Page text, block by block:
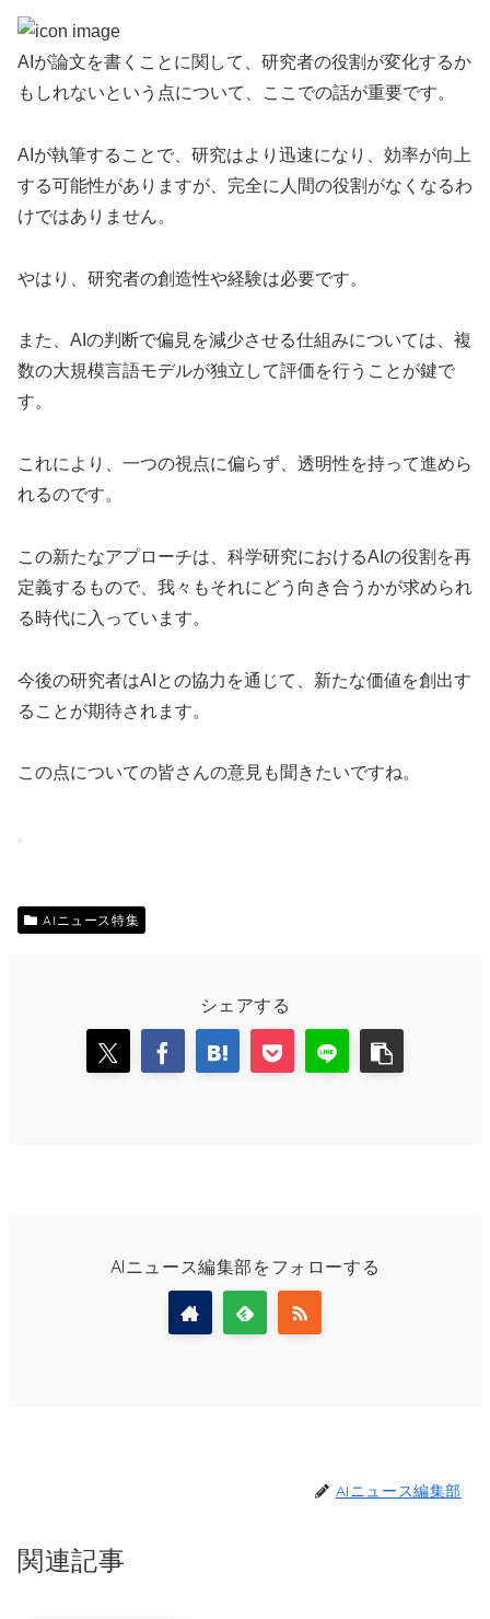
AIが論文を書くことに関して、研究者の役割が変化するか
もしれないという点について、ここでの話が重要です。
AIが執筆することで、研究はより迅速になり、効率が向上
する可能性がありますが、完全に人間の役割がなくなるわ
けではありません。
やはり、研究者の創造性や経験は必要です。
また、AIの判断で偏見を減少させる仕組みについては、複
数の大規模言語モデルが独立して評価を行うことが鍵で
す。
これにより、一つの視点に偏らず、透明性を持って進めら
れるのです。
この新たなアプローチは、科学研究におけるAIの役割を再
定義するもので、我々もそれにどう向き合うかが求められ
る時代に入っています。
今後の研究者はAIとの協力を通じて、新たな価値を創出す
ることが期待されます。
この点についての皆さんの意見も聞きたいですね。
AIニュース特集
シェアする
AIニュース編集部をフォローする
AIニュース編集部
関連記事